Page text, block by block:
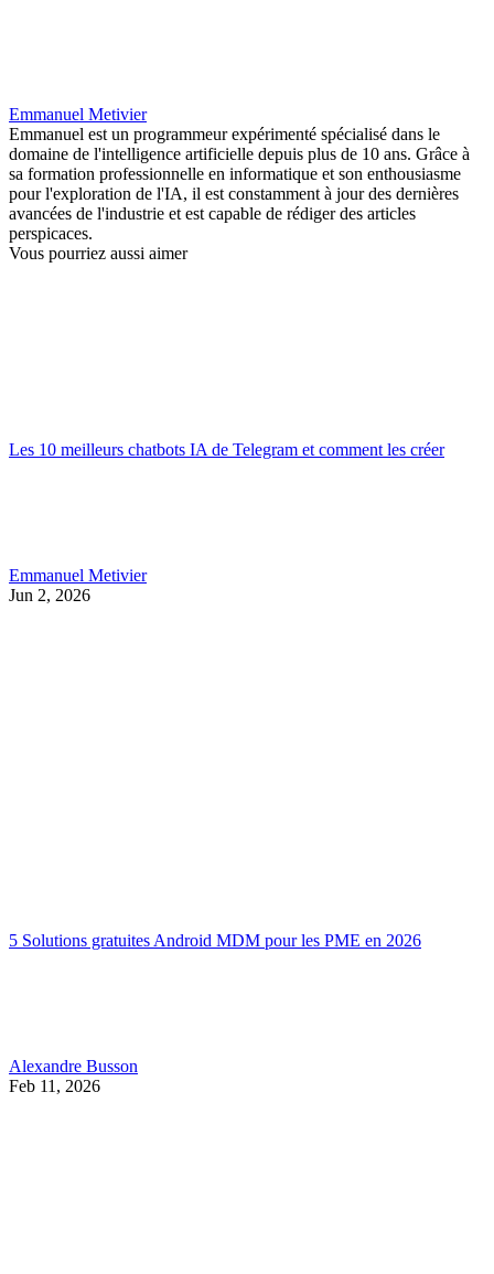
Emmanuel Metivier
Emmanuel est un programmeur expérimenté spécialisé dans le
domaine de l'intelligence artificielle depuis plus de 10 ans. Grâce à
sa formation professionnelle en informatique et son enthousiasme
pour l'exploration de l'IA, il est constamment à jour des dernières
avancées de l'industrie et est capable de rédiger des articles
perspicaces.
Vous pourriez aussi aimer
Les 10 meilleurs chatbots IA de Telegram et comment les créer
Emmanuel Metivier
Jun 2, 2026
5 Solutions gratuites Android MDM pour les PME en 2026
Alexandre Busson
Feb 11, 2026